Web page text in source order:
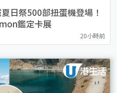
日祭500部扭蛋機登場！
鑑定卡展
20小時前